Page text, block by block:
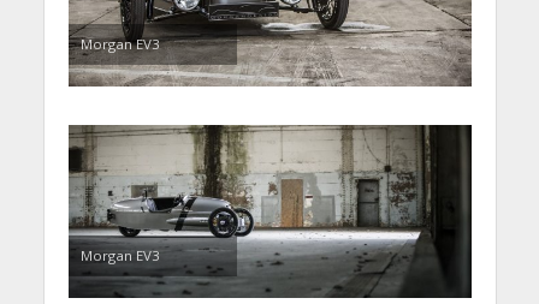
Morgan EV3
Morgan EV3